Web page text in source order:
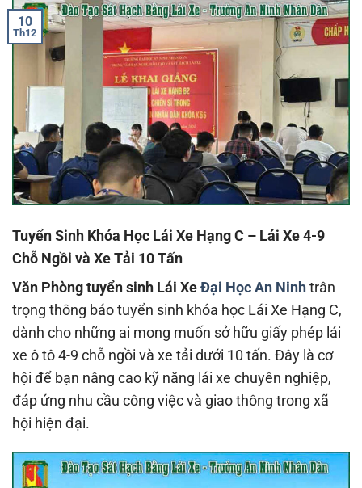
10
Th12
Tuyển Sinh Khóa Học Lái Xe Hạng C – Lái Xe 4-9
Chỗ Ngồi và Xe Tải 10 Tấn
Văn Phòng tuyển sinh Lái Xe Đại Học An Ninh trân
trọng thông báo tuyển sinh khóa học Lái Xe Hạng C,
dành cho những ai mong muốn sở hữu giấy phép lái
xe ô tô 4-9 chỗ ngồi và xe tải dưới 10 tấn. Đây là cơ
hội để bạn nâng cao kỹ năng lái xe chuyên nghiệp,
đáp ứng nhu cầu công việc và giao thông trong xã
hội hiện đại.